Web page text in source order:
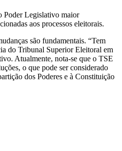
Poder Legislativo maior
aos processos eleitorais.
são fundamentais. “Tem
do Tribunal Superior Eleitoral em
Atualmente, nota-se que o TSE
o que pode ser considerado
dos Poderes e à Constituição